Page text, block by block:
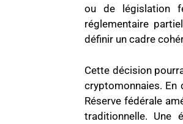
ou de législation
réglementaire
définir un cadre
Cette décision
cryptomonnaies. En
Réserve fédérale
traditionnelle. Une